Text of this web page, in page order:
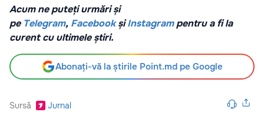
Acum ne puteți urmări și
pe Telegram, FacebookșiInstagrampentru a fi la
curent cu ultimele știri.
Abonați-vă la știrile Point.md pe Google
Sursă Jurnal